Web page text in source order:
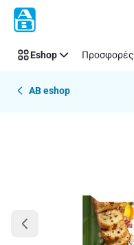
Παράλειψη
Eshop Προσφορές
AB eshop